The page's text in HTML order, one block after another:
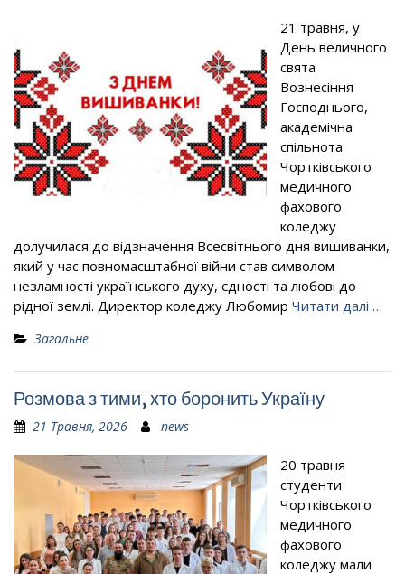
21 травня, у
День величного
свята
Вознесіння
Господнього,
академічна
спільнота
Чортківського
медичного
фахового
коледжу
долучилася до відзначення Всесвітнього дня вишиванки,
який у час повномасштабної війни став символом
незламності українського духу, єдності та любові до
рідної землі. Директор коледжу Любомир Читати далі …
Загальне
Розмова з тими, хто боронить Україну
21 Травня, 2026 news
20 травня
студенти
Чортківського
медичного
фахового
коледжу мали